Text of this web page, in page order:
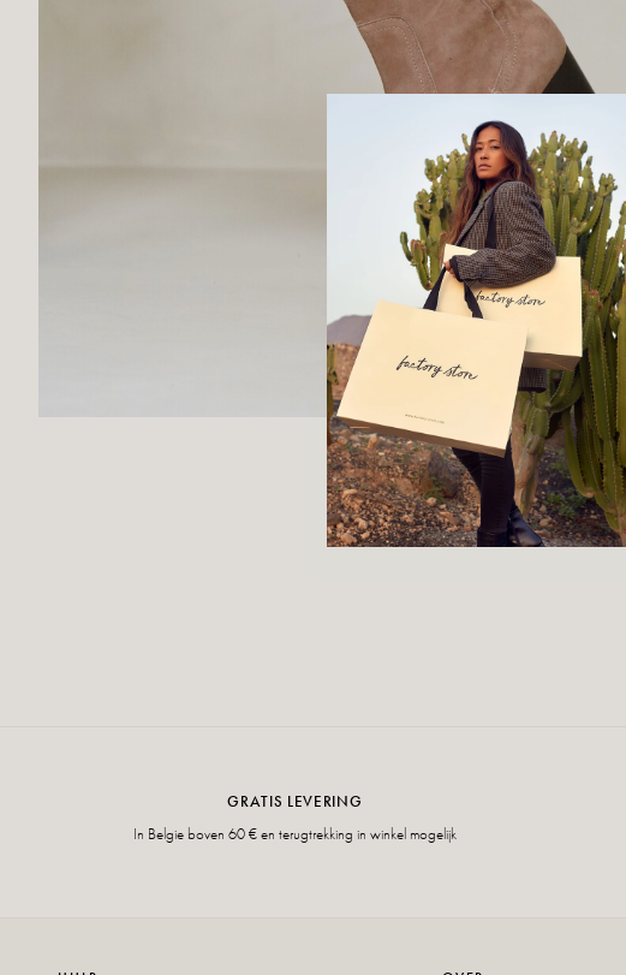
GRATIS LEVERING
In Belgie boven 60 € en terugtrekking in winkel mogelijk